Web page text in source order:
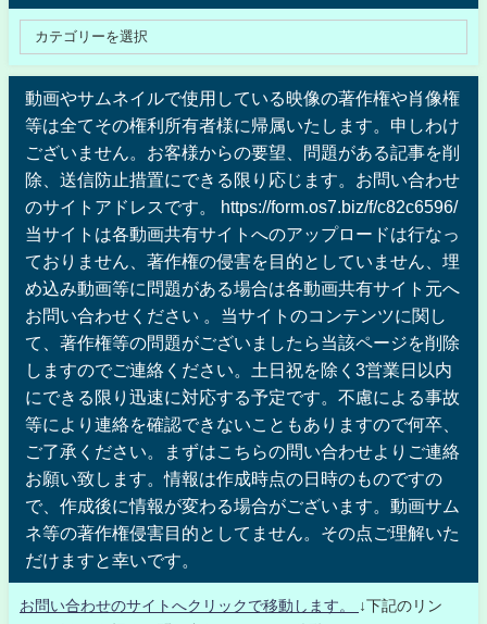
動画やサムネイルで使用している映像の著作権や肖像権
等は全てその権利所有者様に帰属いたします。申しわけ
ございません。お客様からの要望、問題がある記事を削
除、送信防止措置にできる限り応じます。お問い合わせ
のサイトアドレスです。 https://form.os7.biz/f/c82c6596/
当サイトは各動画共有サイトへのアップロードは行なっ
ておりません、著作権の侵害を目的としていません、埋
め込み動画等に問題がある場合は各動画共有サイト元へ
お問い合わせください 。当サイトのコンテンツに関し
て、著作権等の問題がございましたら当該ページを削除
しますのでご連絡ください。土日祝を除く3営業日以内
にできる限り迅速に対応する予定です。不慮による事故
等により連絡を確認できないこともありますので何卒、
ご了承ください。まずはこちらの問い合わせよりご連絡
お願い致します。情報は作成時点の日時のものですの
で、作成後に情報が変わる場合がございます。動画サム
ネ等の著作権侵害目的としてません。その点ご理解いた
だけますと幸いです。
お問い合わせのサイトへクリックで移動します。
↓下記のリン